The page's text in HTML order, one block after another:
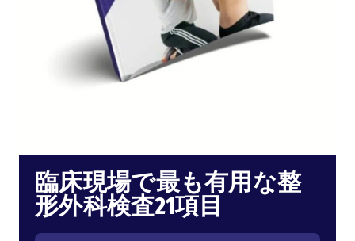
臨床現場で最も有用な整
形外科検査21項目